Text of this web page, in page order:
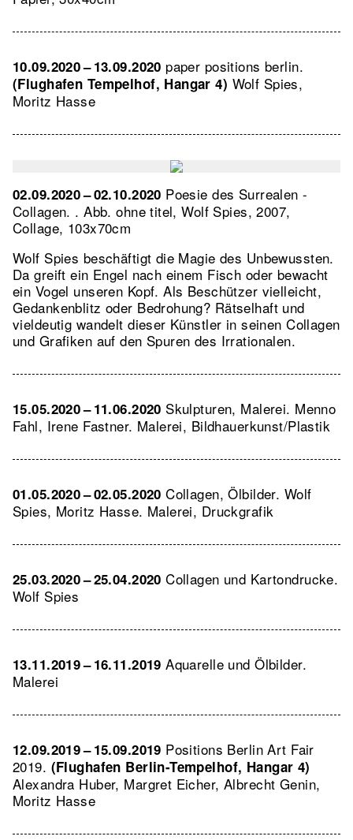
10.09.2020 – 13.09.2020 paper positions berlin.
(Flughafen Tempelhof, Hangar 4) Wolf Spies,
Moritz Hasse
02.09.2020 – 02.10.2020 Poesie des Surrealen -
Collagen. .Abb. ohne titel, Wolf Spies, 2007,
Collage, 103x70cm
Wolf Spies beschäftigt die Magie des Unbewussten.
Da greift ein Engel nach einem Fisch oder bewacht
ein Vogel unseren Kopf. Als Beschützer vielleicht,
Gedankenblitz oder Bedrohung? Rätselhaft und
vieldeutig wandelt dieser Künstler in seinen Collagen
und Grafiken auf den Spuren des Irrationalen.
15.05.2020 – 11.06.2020 Skulpturen, Malerei. Menno
Fahl, Irene Fastner. Malerei, Bildhauerkunst/Plastik
01.05.2020 – 02.05.2020Collagen, Ölbilder. Wolf
Spies, Moritz Hasse. Malerei, Druckgrafik
25.03.2020 – 25.04.2020Collagen und Kartondrucke.
Wolf Spies
13.11.2019 – 16.11.2019Aquarelle und Ölbilder.
Malerei
12.09.2019 – 15.09.2019 Positions Berlin Art Fair
2019. (Flughafen Berlin-Tempelhof, Hangar 4)
Alexandra Huber, Margret Eicher, Albrecht Genin,
Moritz Hasse